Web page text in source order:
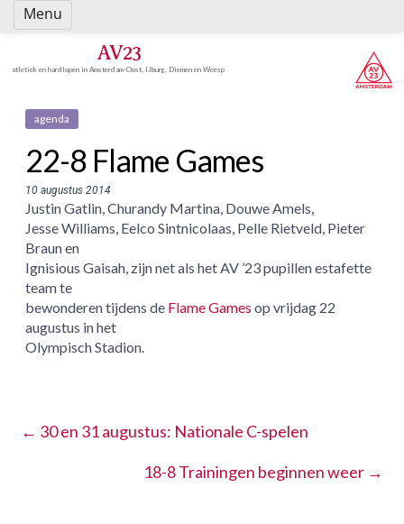
Spring
naar
AV23
atletiek en hardlopen in Amsterdam-Oost, IJburg, Diemen en Weesp
agenda
22-8 Flame Games
10 augustus 2014
Justin Gatlin, Churandy Martina, Douwe Amels,
Jesse Williams, Eelco Sintnicolaas, Pelle Rietveld, Pieter
Braun en
Ignisious Gaisah, zijn net als het AV ’23 pupillen estafette
team te
bewonderen tijdens de Flame Games op vrijdag 22
augustus in het
Olympisch Stadion.
← 30 en 31 augustus: Nationale C-spelen
18-8 Trainingen beginnen weer →
Menu